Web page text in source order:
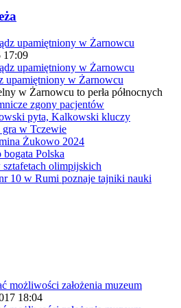
17:09
upamiętniony w Żarnowcu
w Żarnowcu to perła północnych
zgony pacjentów
pyta, Kalkowski kluczy
w Tczewie
Żukowo 2024
Polska
olimpijskich
10 w Rumi poznaje tajniki nauki
18:04